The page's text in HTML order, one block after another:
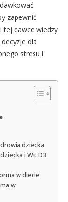
zapewnić
tej dawce wiedzy
dla
stresu i
dziecka
i Wit D3
w diecie
w